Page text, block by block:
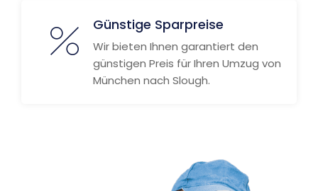
Günstige Sparpreise
Wir bieten Ihnen garantiert den
günstigen Preis für Ihren Umzug von
München nach Slough.